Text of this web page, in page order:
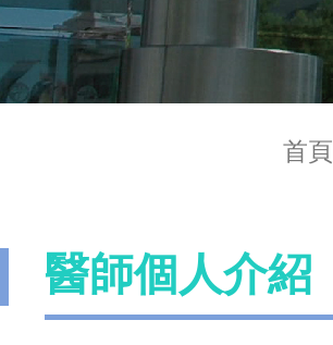
首頁
醫師個人介紹